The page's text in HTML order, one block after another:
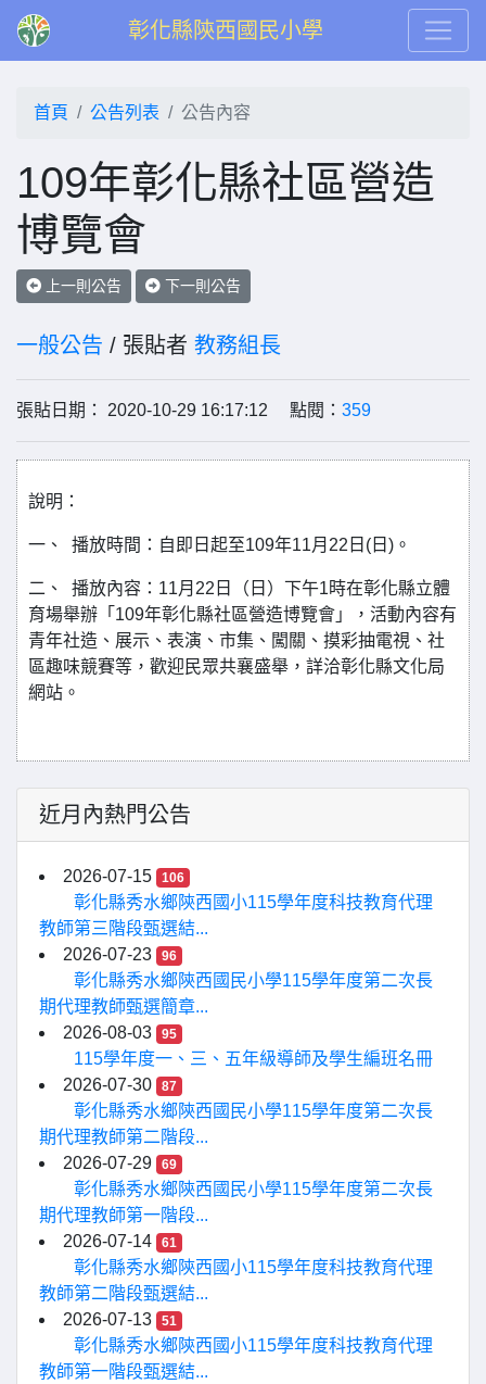
彰化縣陝西國民小學
首頁 公告列表 公告內容
109年彰化縣社區營造
博覽會
上一則公告 下一則公告
一般公告 / 張貼者 教務組長
張貼日期： 2020-10-29 16:17:12 點閱： 359
說明：
一、 播放時間：自即日起至109年11月22日(日)。
二、 播放內容：11月22日（日）下午1時在彰化縣立體
育場舉辦「109年彰化縣社區營造博覽會」，活動內容有
青年社造、展示、表演、市集、闖關、摸彩抽電視、社
區趣味競賽等，歡迎民眾共襄盛舉，詳洽彰化縣文化局
網站。
近月內熱門公告
2026-07-15 106
彰化縣秀水鄉陝西國小115學年度科技教育代理
教師第三階段甄選結...
2026-07-23
96
彰化縣秀水鄉陝西國民小學115學年度第二次長
期代理教師甄選簡章...
2026-08-03
95
115學年度一、三、五年級導師及學生編班名冊
2026-07-30
87
彰化縣秀水鄉陝西國民小學115學年度第二次長
期代理教師第二階段...
2026-07-29
69
彰化縣秀水鄉陝西國民小學115學年度第二次長
期代理教師第一階段...
2026-07-14
61
彰化縣秀水鄉陝西國小115學年度科技教育代理
教師第二階段甄選結...
2026-07-13
51
彰化縣秀水鄉陝西國小115學年度科技教育代理
教師第一階段甄選結...